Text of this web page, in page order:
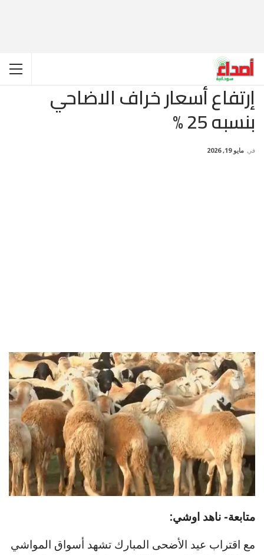
إرتفاع أسعار خراف الاضاحي
بنسبه 25 %
في مايو 19, 2026
متابعة- ناهد اوشي:
مع اقتراب عيد الأضحى المبارك تشهد أسواق المواشي